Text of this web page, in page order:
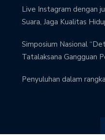
Live Instagram dengan
Suara, Jaga Kualitas
Simposium Nasional
Tatalaksana Gangguan
Penyuluhan dalam